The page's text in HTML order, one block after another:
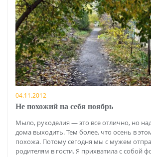
04.11.2012
Не похожий на себя ноябрь
Мыло, рукоделия — это все отлично, но
дома выходить. Тем более, что осень в
похожа. Потому сегодня мы с мужем
родителям в гости. Я прихватила с собой